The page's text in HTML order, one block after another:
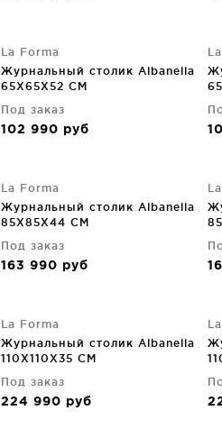
La Forma
Журнальный столик Albanella
65X65X52 CM
Под заказ
102 990 руб
La Forma
Журнальный столик Albanella
85X85X44 CM
Под заказ
163 990 руб
La Forma
Журнальный столик Albanella
110X110X35 CM
Под заказ
224 990 руб